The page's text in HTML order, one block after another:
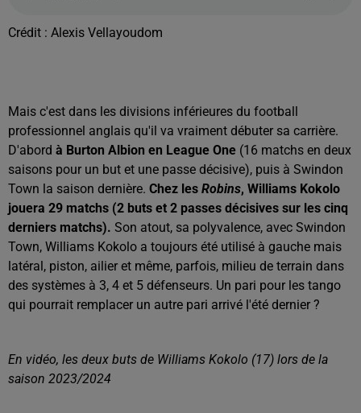
Crédit : Alexis Vellayoudom
Mais c'est dans les divisions inférieures du football
professionnel anglais qu'il va vraiment débuter sa carrière.
D'abord à Burton Albion en League One (16 matchs en deux
saisons pour un but et une passe décisive), puis à Swindon
Town la saison dernière. Chez les Robins, Williams Kokolo
jouera 29 matchs (2 buts et 2 passes décisives sur les cinq
derniers matchs). Son atout, sa polyvalence, avec Swindon
Town, Williams Kokolo a toujours été utilisé à gauche mais
latéral, piston, ailier et même, parfois, milieu de terrain dans
des systèmes à 3, 4 et 5 défenseurs. Un pari pour les tango
qui pourrait remplacer un autre pari arrivé l'été dernier ?
En vidéo, les deux buts de Williams Kokolo (17) lors de la
saison 2023/2024